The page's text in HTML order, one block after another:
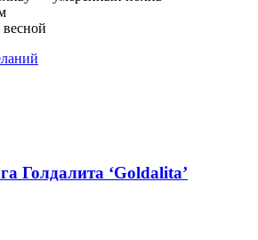
Голдалита ‘Goldalita’